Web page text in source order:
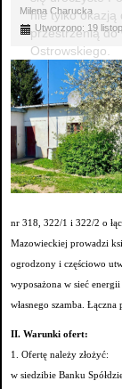
nie tylko okazją
przestrzenią do
Ostrowskiego.
Milena Charucka
Utworzono: 19
nr 318, 322/1 i 322/2 o
Mazowieckiej prowadzi
ogrodzony i częściowo
wyposażona w sieć
własnego szamba. Łączna
II. Warunki ofert:
1. Ofertę należy złożyć:
w siedzibie Banku